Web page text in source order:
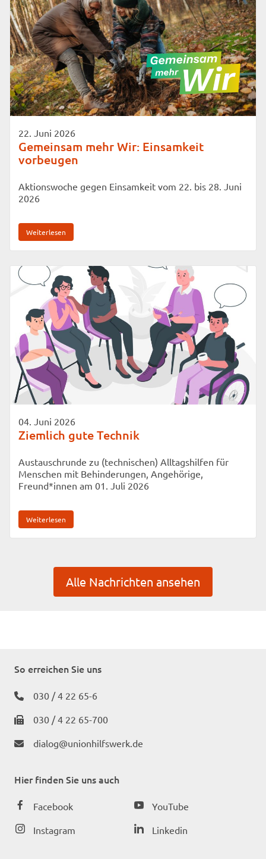
22. Juni 2026
Gemeinsam mehr Wir: Einsamkeit
vorbeugen
Aktionswoche gegen Einsamkeit vom 22. bis 28. Juni
2026
Weiterlesen
04. Juni 2026
Ziemlich gute Technik
Austauschrunde zu (technischen) Alltagshilfen für
Menschen mit Behinderungen, Angehörige,
Freund*innen am 01. Juli 2026
Weiterlesen
Alle Nachrichten ansehen
So erreichen Sie uns
030 / 4 22 65-6
030 / 4 22 65-700
dialog@unionhilfswerk.de
Hier finden Sie uns auch
Facebook
Instagram
YouTube
Linkedin